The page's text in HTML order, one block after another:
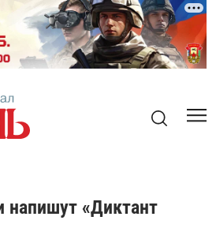
напишут «Диктант